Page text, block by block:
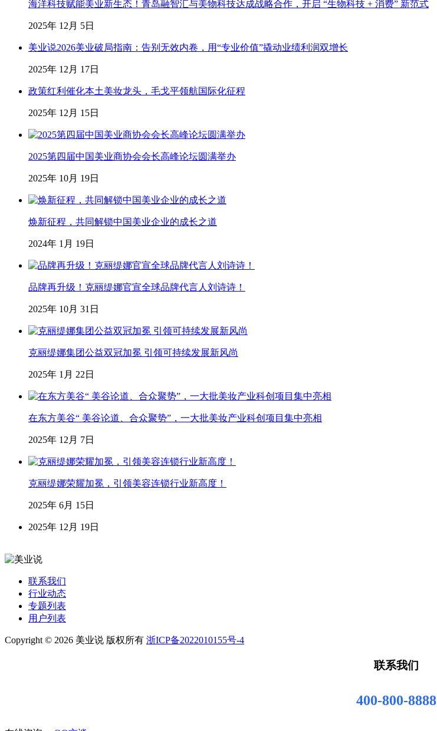
海洋科技赋能美业新生态！青岛融智汇与美物科技达成战略合作，开启 “生物科技 + 消费” 新范式
2025年 12月 5日
美业说2026美业破局指南：告别无效内卷，用“专业价值”撬动业绩利润双增长
2025年 12月 17日
政策红利催化本土美妆龙头，毛戈平领航国际化征程
2025年 12月 15日
2025第四届中国美业商协会会长高峰论坛圆满举办
2025年 10月 19日
焕新征程，共同解锁中国美业企业的成长之道
2024年 1月 19日
品牌再升级！克丽缇娜官宣全球品牌代言人刘诗诗！
2025年 10月 31日
克丽缇娜集团公益双冠加冕 引领可持续发展新风尚
2025年 1月 22日
在东方美谷“ 美谷论道、合众聚势”，一大批美妆产业科创项目集中亮相
2025年 12月 7日
克丽缇娜荣耀加冕，引领美容连锁行业新高度！
2025年 6月 15日
2025年 12月 19日
联系我们
行业动态
专题列表
用户列表
Copyright © 2026 美业说 版权所有 浙ICP备2022010155号-4
联系我们
400-800-8888